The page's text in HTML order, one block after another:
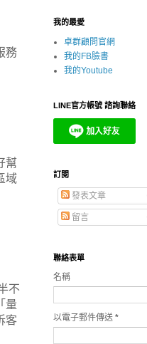
務
幫
域
不
量
客
我的最愛
卓群顧問官網
我的FB臉書
我的Youtube
LINE官方帳號 諮詢聯絡
訂閱
發表文章
留言
聯絡表單
名稱
以電子郵件傳送 *